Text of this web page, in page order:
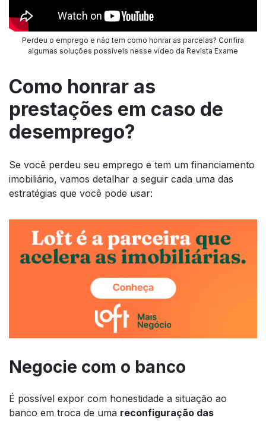
Perdeu o emprego e não tem como honrar as parcelas? Confira
algumas soluções possíveis nesse vídeo da Revista Exame
Como honrar as
prestações em caso de
desemprego?
Se você perdeu seu emprego e tem um financiamento
imobiliário, vamos detalhar a seguir cada uma das
estratégias que você pode usar:
Negocie com o banco
É possível expor com honestidade a situação ao
banco em troca de uma reconfiguração das